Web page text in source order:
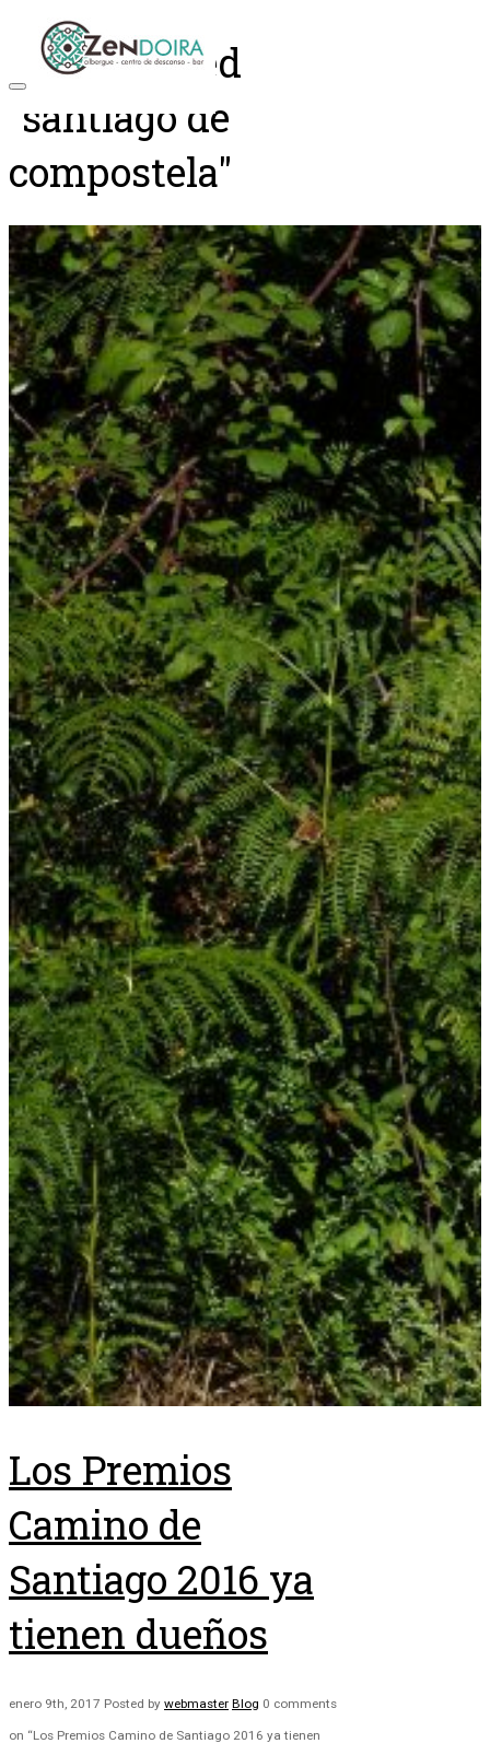
Posts tagged
"santiago de
compostela"
Los Premios
Camino de
Santiago 2016 ya
tienen dueños
enero 9th, 2017 Posted by webmaster Blog 0 comments
on “Los Premios Camino de Santiago 2016 ya tienen